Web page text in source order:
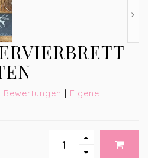
Bewertungen | Eigene